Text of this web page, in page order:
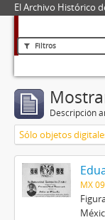
El Archivo Histórico
Filtros
Descripción
Sólo objetos
MX